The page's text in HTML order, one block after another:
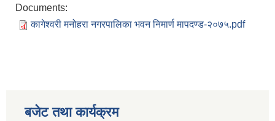
Documents:
कागेश्वरी मनोहरा नगरपालिका भवन निमार्ण मापदण्ड-२०७५.pdf
बजेट तथा कार्यक्रम